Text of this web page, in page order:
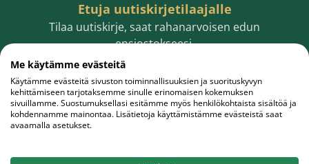
Etuja uutiskirjetilaajalle
Tilaa uutiskirje, saat rahanarvoisen edun
ensiostokseesi.
Sähköpostiosoite
Tilaa
Me käytämme evästeitä
Käytämme evästeitä sivuston toiminnallisuuksien ja suorituskyvyn
kehittämiseen tarjotaksemme sinulle erinomaisen kokemuksen
sivuillamme. Suostumuksellasi esitämme myös henkilökohtaista sisältöä ja
kohdennamme mainontaa. Lisätietoja käyttämistämme evästeistä saat
avaamalla asetukset.